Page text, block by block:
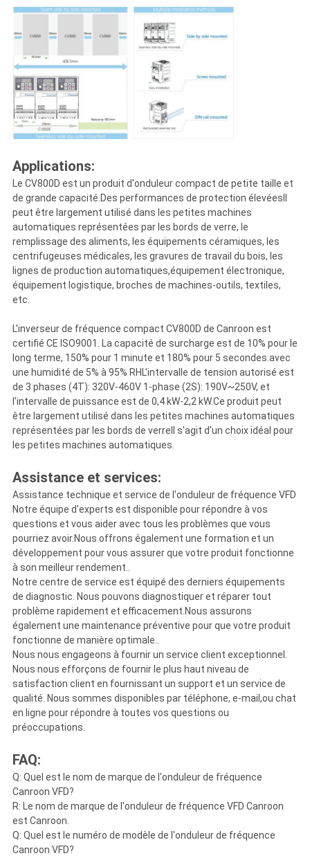
Applications:
Le CV800D est un produit d'onduleur compact de petite taille et
de grande capacité.Des performances de protection élevéesIl
peut être largement utilisé dans les petites machines
automatiques représentées par les bords de verre, le
remplissage des aliments, les équipements céramiques, les
centrifugeuses médicales, les gravures de travail du bois, les
lignes de production automatiques,équipement électronique,
équipement logistique, broches de machines-outils, textiles,
etc.
L'inverseur de fréquence compact CV800D de Canroon est
certifié CE ISO9001. La capacité de surcharge est de 10% pour le
long terme, 150% pour 1 minute et 180% pour 5 secondes.avec
une humidité de 5% à 95% RHL'intervalle de tension autorisé est
de 3 phases (4T): 320V-460V 1-phase (2S): 190V~250V, et
l'intervalle de puissance est de 0,4 kW-2,2 kW.Ce produit peut
être largement utilisé dans les petites machines automatiques
représentées par les bords de verreIl s'agit d'un choix idéal pour
les petites machines automatiques.
Assistance et services:
Assistance technique et service de l'onduleur de fréquence VFD
Notre équipe d'experts est disponible pour répondre à vos
questions et vous aider avec tous les problèmes que vous
pourriez avoir.Nous offrons également une formation et un
développement pour vous assurer que votre produit fonctionne
à son meilleur rendement..
Notre centre de service est équipé des derniers équipements
de diagnostic. Nous pouvons diagnostiquer et réparer tout
problème rapidement et efficacement.Nous assurons
également une maintenance préventive pour que votre produit
fonctionne de manière optimale..
Nous nous engageons à fournir un service client exceptionnel.
Nous nous efforçons de fournir le plus haut niveau de
satisfaction client en fournissant un support et un service de
qualité. Nous sommes disponibles par téléphone, e-mail,ou chat
en ligne pour répondre à toutes vos questions ou
préoccupations.
FAQ:
Q: Quel est le nom de marque de l'onduleur de fréquence
Canroon VFD?
R: Le nom de marque de l'onduleur de fréquence VFD Canroon
est Canroon.
Q: Quel est le numéro de modèle de l'onduleur de fréquence
Canroon VFD?